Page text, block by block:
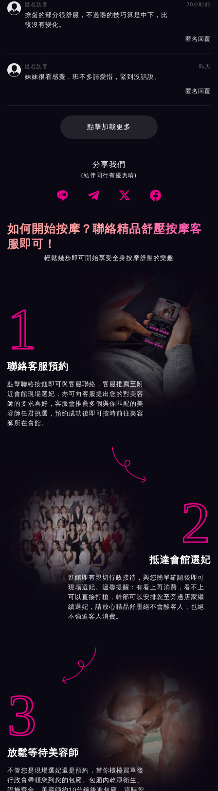
 匿名訪客 20小时前
撩蛋的部分很舒服，不過嚕的技巧算是中下，比
較沒有變化。
匿名回覆
 匿名訪客 昨天
妹妹很看感覺，班不多請愛惜，緊到沒話說。
匿名回覆
點擊加載更多
分享我們
(結伴同行有優惠唷)
   
如何開始按摩？聯絡精品舒壓按摩客
服即可！
輕鬆幾步即可開始享受全身按摩舒壓的樂趣
1
聯絡客服預約
點擊聯絡按鈕即可與客服聯絡，客服推薦至附
近會館現場選妃，亦可向客服提出您的對美容
師的要求喜好，客服會推薦多個與你匹配的美
容師任君挑選，預約成功後即可按時前往美容
師所在會館。

2
抵達會館選妃
進館即有親切行政接待，與您簡單確認後即可
現場選妃。溫馨提醒：有看上再消費，看不上
可以直接打槍，幹部可以安排您至旁邊店家繼
續選妃，請放心精品舒壓絕不會酸客人，也絕
不強迫客人消費。

3
放鬆等待美容師
不管您是現場選妃還是預約，當你櫃檯買單後
行政會帶領您到您的包廂。包廂內乾淨衛生、